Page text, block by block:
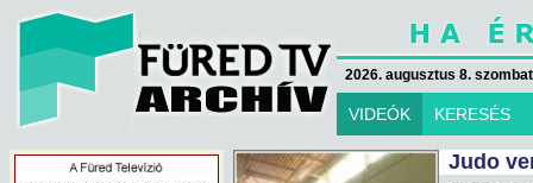
2026. augusztus 8.
VIDEÓK KERESÉS
Judo